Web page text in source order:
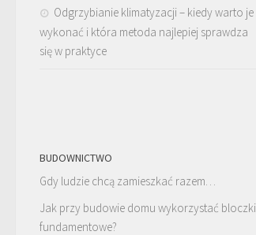
Odgrzybianie klimatyzacji – kiedy warto je
wykonać i która metoda najlepiej sprawdza
się w praktyce
BUDOWNICTWO
Gdy ludzie chcą zamieszkać razem…
Jak przy budowie domu wykorzystać bloczki
fundamentowe?